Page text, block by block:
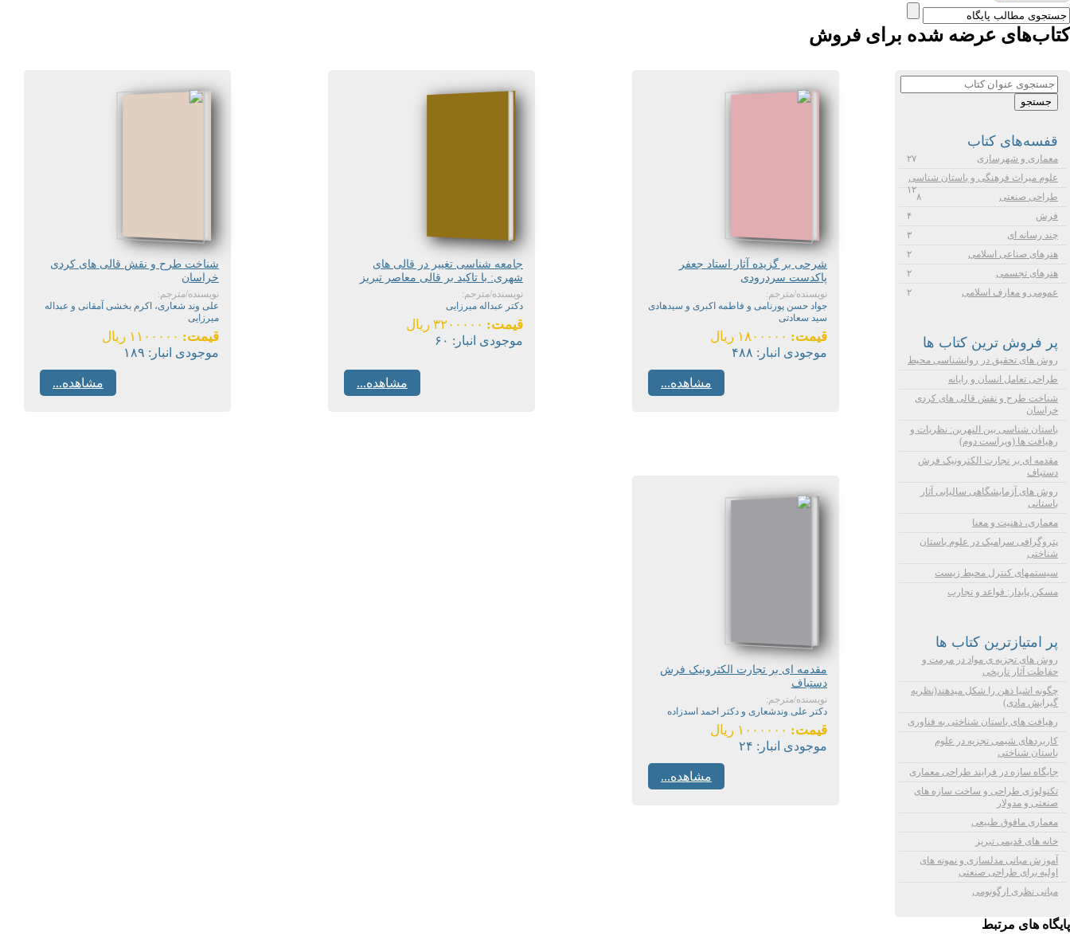
كتاب‌های عرضه شده برای فروش
قفسه‌های كتاب
معماری و شهرسازی
۲۷
علوم میراث فرهنگی و باستان شناسی
۱۲
طراحی صنعتی
۸
فرش
۴
چند رسانه ای
۳
هنرهای صناعی اسلامی
۲
هنرهای تجسمی
۲
عمومی و معارف اسلامی
۲
پر فروش ترین کتاب ها
روش های تحقیق در روانشناسی محیط
طراحی تعامل انسان و رایانه
شناخت طرح و نقش قالی های کردی
خراسان
باستان شناسی بین النهرین: نظریات و
رهیافت ها (ویراست دوم)
مقدمه ای بر تجارت الکترونیک فرش
دستباف
روش های آزمایشگاهی سالیابی آثار
باستانی
معماری، ذهنیت و معنا
پتروگرافی سرامیک در علوم باستان
شناختی
سیستمهای کنترل محیط زیست
مسکن پایدار: قواعد و تجارب
پر امتیازترین کتاب ها
روش های تجزیه ی مواد در مرمت و
حفاظت آثار تاریخی
چگونه اشیا ذهن را شکل میدهند(نظریه
گیرایش مادی)
رهیافت های باستان شناختی به فناوری
کاربردهای شیمی تجزیه در علوم
باستان شناختی
جایگاه سازه در فرایند طراحی معماری
تکنولوژی طراحی و ساخت سازه های
صنعتی و مدولار
معماری مافوق طبیعی
خانه های قدیمی تبریز
آموزش مبانی مدلسازی و نمونه های
اولیه برای طراحی صنعتی
مبانی نظری ارگونومی
شرحی بر گزیده آثار استاد جعفر
پاکدست سردرودی
نویسنده/مترجم:
جواد حسن پورنامی و فاطمه اکبری و سیدهادی
سید سعادتی
قیمت:
موجودی انبار: ۴۸۸
مشاهده...
جامعه شناسی تغییر در قالی های
شهری: با تاکید بر قالی معاصر تبریز
نویسنده/مترجم:
دکتر عبداله میرزایی
قیمت:
موجودی انبار: ۶۰
مشاهده...
شناخت طرح و نقش قالی های کردی
خراسان
نویسنده/مترجم:
علی وند شعاری، اکرم بخشی آمقانی و عبداله
میرزایی
قیمت:
موجودی انبار: ۱۸۹
مشاهده...
مقدمه ای بر تجارت الکترونیک فرش
دستباف
نویسنده/مترجم:
دکتر علی وندشعاری و دکتر احمد اسدزاده
قیمت:
موجودی انبار: ۲۴
مشاهده...
پایگاه های مرتبط